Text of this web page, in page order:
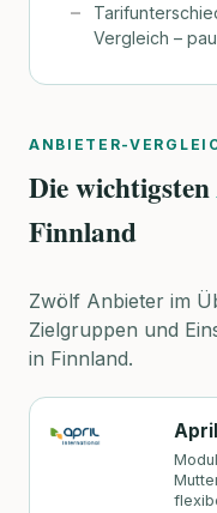
Vergleich –
ANBIETER-
Die wichtigsten
Finnland
Zwölf Anbieter im
Zielgruppen und
in Finnland.